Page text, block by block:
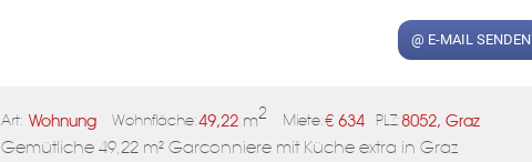
@ E-MAIL SENDEN
Art: Wohnung Wohnfläche:49,22 m2 Miete:€ 634 PLZ:8052, Graz
Gemütliche 49,22 m² Garconniere mit Küche extra in Graz